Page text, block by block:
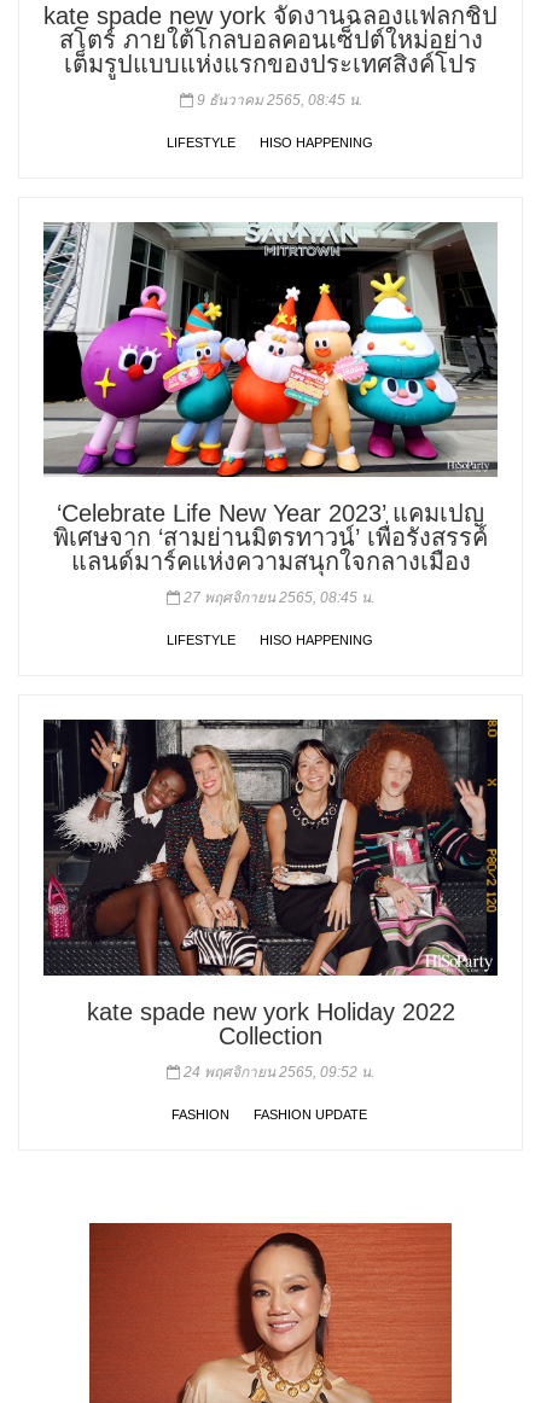
kate spade new york จัดงานฉลองแฟลกชิป
สโตร์ ภายใต้โกลบอลคอนเซ็ปต์ใหม่อย่าง
เต็มรูปแบบแห่งแรกของประเทศสิงค์โปร
9 ธันวาคม 2565, 08:45 น.
LIFESTYLE HISO HAPPENING
‘Celebrate Life New Year 2023’ แคมเปญ
พิเศษจาก ‘สามย่านมิตรทาวน์’ เพื่อรังสรรค์
แลนด์มาร์คแห่งความสนุกใจกลางเมือง
27 พฤศจิกายน 2565, 08:45 น.
LIFESTYLE HISO HAPPENING
kate spade new york Holiday 2022
Collection
24 พฤศจิกายน 2565, 09:52 น.
FASHION FASHION UPDATE